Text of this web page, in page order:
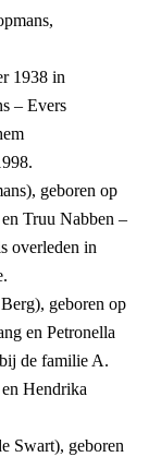
1938 in
– Evers
geboren op
Truu Nabben –
overleden in
geboren op
en Petronella
de familie A.
Hendrika
Swart), geboren